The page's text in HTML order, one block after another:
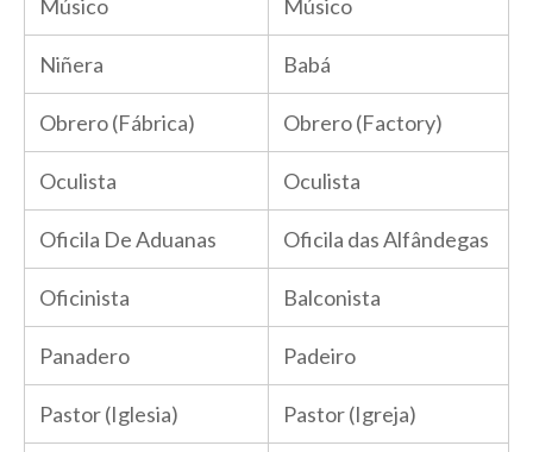
Músico Músico
Niñera Babá
Obrero (Fábrica) Obrero (Factory)
Oculista Oculista
Oficila De Aduanas Oficila das Alfândegas
Oficinista Balconista
Panadero Padeiro
Pastor (Iglesia) Pastor (Igreja)